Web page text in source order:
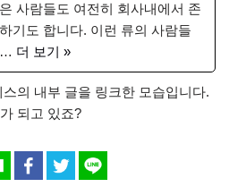
사람들도 여전히 회사내에서 존
기도 합니다. 이런 류의 사람들
더 보기 »
의 내부 글을 링크한 모습입니다.
되고 있죠?